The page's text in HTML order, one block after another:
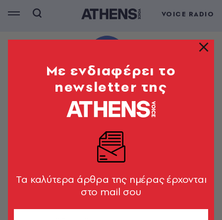
VOICE RADIO
Mε ενδιαφέρει το
newsletter της
Tα καλύτερα άρθρα της ημέρας έρχονται
στο mail σου